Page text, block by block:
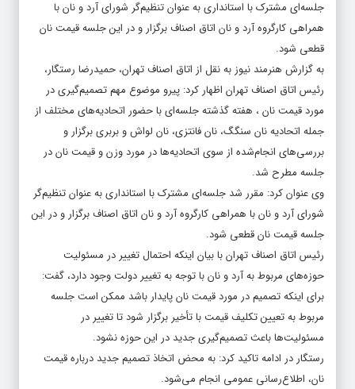
جلسه‌ای مشترک با استانداری به عنوان تنظیم‌گر شورای آرد و نان با
همراهی کارگروه آرد و نان اتاق اصناف برگزار و در این جلسه قیمت نان
قطعی شود.
به گزارش هنرمند نیوزبه نقل از اتاق اصناف تهران، حمیدرضا رستگار،
رئیس اتاق اصناف تهران اظهار کرد: پیرو موضوع مهم تصمیم‌گیری در
مورد قیمت نان ، هفته گذشته جلسه‌ای با حضور اتحادیه‌های مختلف از
جمله اتحادیه نان سنگگ، نان فانتزی، نان لواش و بربری برگزار و
بررسی‌های انجام‌شده از سوی اتحادیه‌ها در مورد وزن و قیمت نان در
جلسه مطرح شد.
وی عنوان کرد: مقرر شد جلسه‌ای مشترک با استانداری به عنوان تنظیم‌گر
شورای آرد و نان با همراهی کارگروه آرد و نان اتاق اصناف برگزار و در این
جلسه قیمت نان قطعی شود.
رئیس اتاق اصناف تهران با بیان اینکه احتمال تغییر در مسئولیت
حوزه‌های مربوط به آرد و نان با توجه به تغییر دولت وجود دارد، گفت:
برای اینکه تصمیم در مورد قیمت نان پایدار باشد ممکن است جلسه
مربوط به تعیین تکلیف قیمت با تأخیر برگزار شود تا تغییر در
مسئولیت‌ها باعث تصمیم‌گیری جدید در این حوزه نشود.
رستگار در ادامه تاکید کرد: به محض اتخاذ تصمیم جدید درباره قیمت
نان، اطلاع‌رسانی عمومی انجام می‌شود.